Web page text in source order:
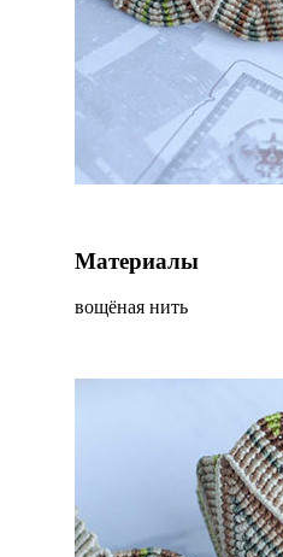
Материалы
вощёная нить